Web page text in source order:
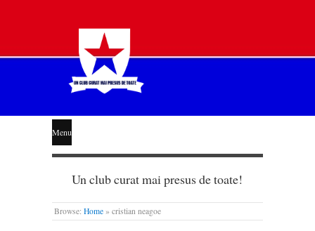
STEAUA
LIBERĂ
Menu
Un club curat mai presus de toate!
Browse: Home » cristian neagoe